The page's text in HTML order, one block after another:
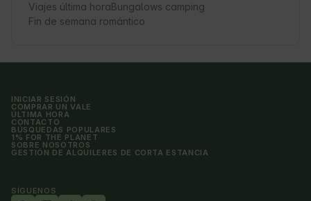
Viajes última horaBungalows camping
Fin de semana romántico
INICIAR SESIÓN
COMPRAR UN VALE
ÚLTIMA HORA
CONTACTO
BÚSQUEDAS POPULARES
1% FOR THE PLANET
SOBRE NOSOTROS
GESTIÓN DE ALQUILERES DE CORTA ESTANCIA
SÍGUENOS